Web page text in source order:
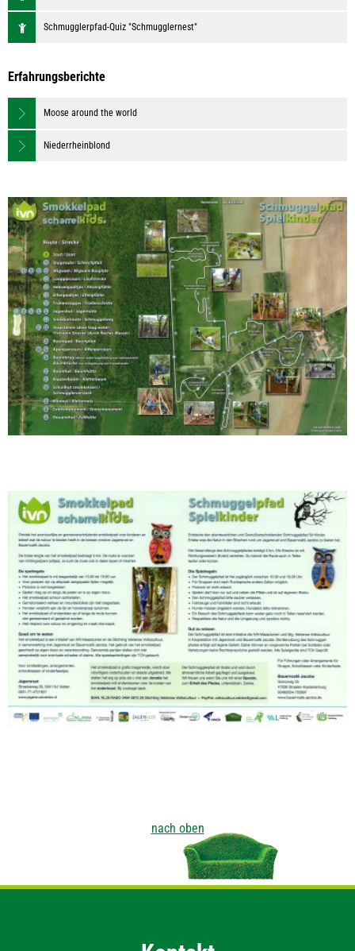
Schmugglerpfad-Quiz "Schmugglernest"
Erfahrungsberichte
Moose around the world
Niederrheinblond
nach oben